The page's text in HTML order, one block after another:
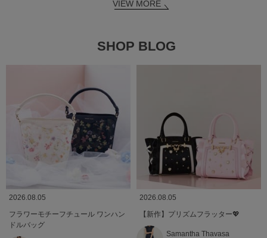
VIEW MORE
SHOP BLOG
2026.08.05
フラワーモチーフチュール ワンハン
ドルバッグ
2026.08.05
【新作】プリズムフラッター💖
Samantha Thavasa